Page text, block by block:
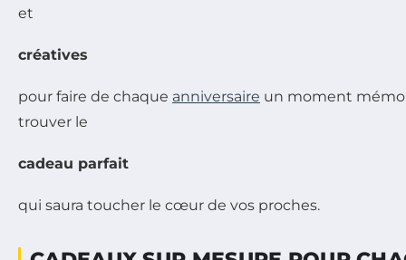
et
créatives
pour faire de chaque anniversaire un moment
trouver le
cadeau parfait
qui saura toucher le cœur de vos proches.